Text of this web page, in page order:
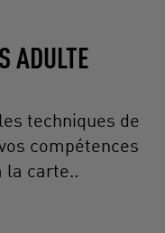
ADULTE
techniques de
compétences
la carte..